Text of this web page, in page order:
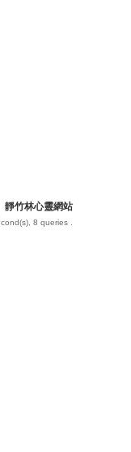
靜竹林心靈網站
8 queries .